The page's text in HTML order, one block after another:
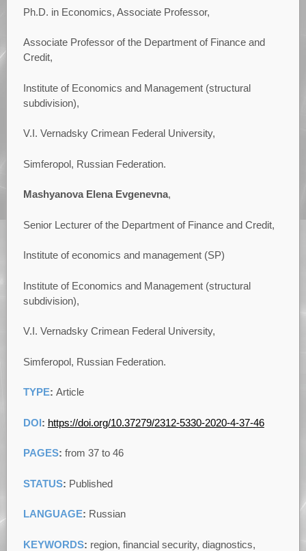
Ph.D. in Economics, Associate Professor,
Associate Professor of the Department of Finance and
Credit,
Institute of Economics and Management (structural
subdivision),
V.I. Vernadsky Crimean Federal University,
Simferopol, Russian Federation.
MashyanovaElena Evgenevna,
Senior Lecturer of the Department of Finance and Credit,
Institute of еconomics and management (SP)
Institute of Economics and Management (structural
subdivision),
V.I. Vernadsky Crimean Federal University,
Simferopol, Russian Federation.
TYPE: Article
DOI: https://doi.org/10.37279/2312-5330-2020-4-37-46
PAGES: from 37 to 46
STATUS: Published
LANGUAGE: Russian
KEYWORDS: region, financial security, diagnostics,